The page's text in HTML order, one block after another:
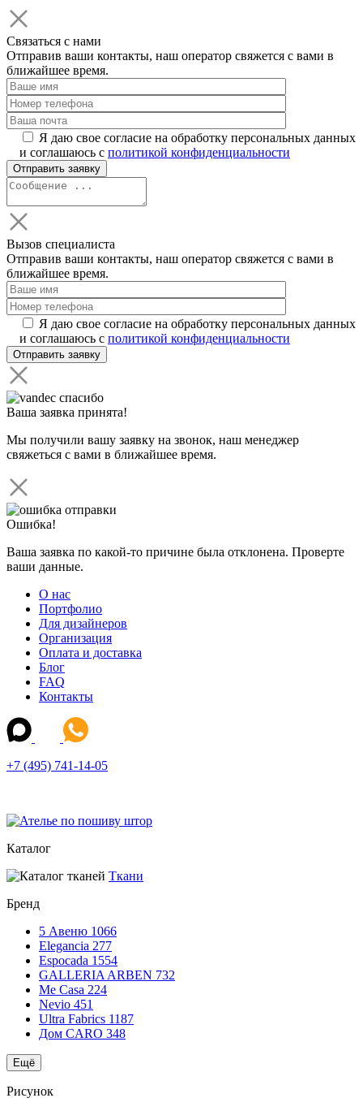
Связаться с нами
Отправив ваши контакты, наш оператор свяжется с вами в
ближайшее время.
Я даю свое согласие на обработку персональных данных
и соглашаюсь с политикой конфиденциальности
Вызов специалиста
Отправив ваши контакты, наш оператор свяжется с вами в
ближайшее время.
Я даю свое согласие на обработку персональных данных
и соглашаюсь с политикой конфиденциальности
Ваша заявка принята!
Мы получили вашу заявку на звонок, наш менеджер
свяжеться с вами в ближайшее время.
Ошибка!
Ваша заявка по какой-то причине была отклонена. Проверте
ваши данные.
О нас
Портфолио
Для дизайнеров
Организация
Оплата и доставка
Блог
FAQ
Контакты
+7 (495) 741-14-05
Каталог
Ткани
Бренд
5 Авеню 1066
Elegancia 277
Espocada 1554
GALLERIA ARBEN 732
Me Casa 224
Nevio 451
Ultra Fabrics 1187
Дом CARO 348
Ещё
Рисунок